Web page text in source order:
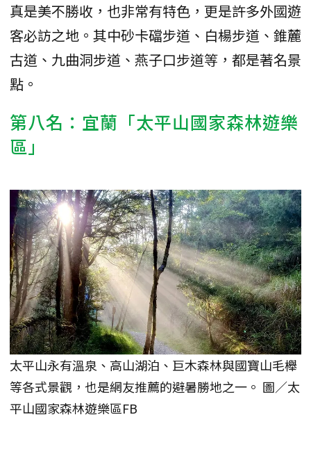
真是美不勝收，也非常有特色，更是許多外國遊
客必訪之地。其中砂卡礑步道、白楊步道、錐麓
古道、九曲洞步道、燕子口步道等，都是著名景
點。
第八名：宜蘭「太平山國家森林遊樂
區」
太平山永有溫泉、高山湖泊、巨木森林與國寶山毛櫸
等各式景觀，也是網友推薦的避暑勝地之一。 圖／太
平山國家森林遊樂區FB